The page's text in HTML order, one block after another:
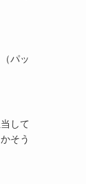
パッ
して
そう